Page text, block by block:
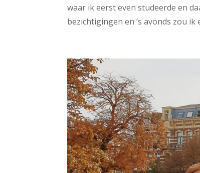
waar ik eerst even studeerde en
bezichtigingen en ’s avonds zou ik